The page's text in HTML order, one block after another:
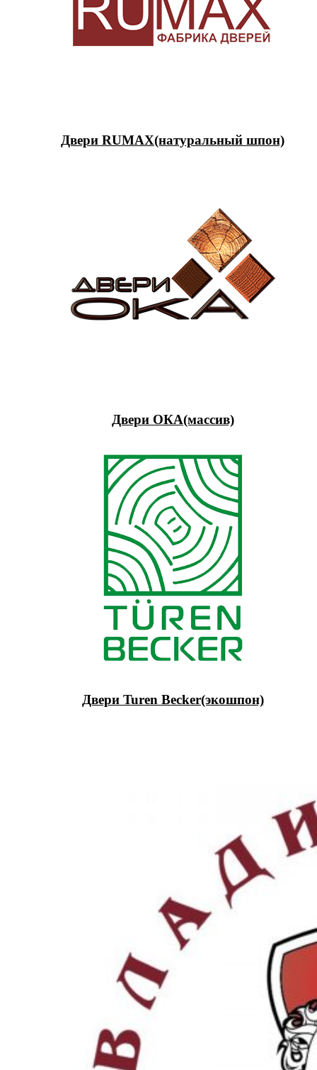
Двери RUMAX(натуральный шпон)
Двери ОКА(массив)
Двери Turen Becker(экошпон)